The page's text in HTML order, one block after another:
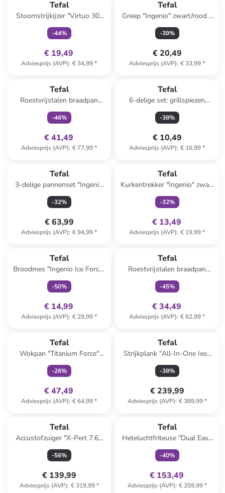
Tefal
Stoomstrijkijzer "Virtuo 30"
groen
-44%
€ 19,49
Adviesprijs (AVP): € 34,99*
Tefal
Greep "Ingenio" zwart/rood -
(L)27 cm
-39%
€ 20,49
Adviesprijs (AVP): € 33,99*
Tefal
Roestvrijstalen braadpan
"Cook smart" - Ø 28 cm
-46%
€ 41,49
Adviesprijs (AVP): € 77,99*
Tefal
6-delige set: grillspiezen
zilverkleurig - (H)42 cm
-38%
€ 10,49
Adviesprijs (AVP): € 16,99*
Tefal
3-delige pannenset "Ingenio
XL Force" zwart
-32%
€ 63,99
Adviesprijs (AVP): € 94,99*
Tefal
Kurkentrekker "Ingenio" zwart
- (L)23 cm
-32%
€ 13,49
Adviesprijs (AVP): € 19,99*
Tefal
Broodmes "Ingenio Ice Force"
zwart
-50%
€ 14,99
Adviesprijs (AVP): € 29,99*
Tefal
Roestvrijstalen braadpan
"Virtuoso" - Ø 28 cm
-45%
€ 34,49
Adviesprijs (AVP): € 62,99*
Tefal
Wokpan "Titanium Force"
zwart - Ø 28 cm
-26%
€ 47,49
Adviesprijs (AVP): € 64,99*
Tefal
Strijkplank "All-In-One Ixeo
Vison" wit
-38%
€ 239,99
Adviesprijs (AVP): € 389,99*
Tefal
Accustofzuiger "X-Pert 7.60
Allergy - RH6A31WO"
paars/zwart
-56%
€ 139,99
Adviesprijs (AVP): € 319,99*
Tefal
Heteluchtfriteuse "Dual Easy
Fry & Grill" zwart
-40%
€ 153,49
Adviesprijs (AVP): € 259,99*